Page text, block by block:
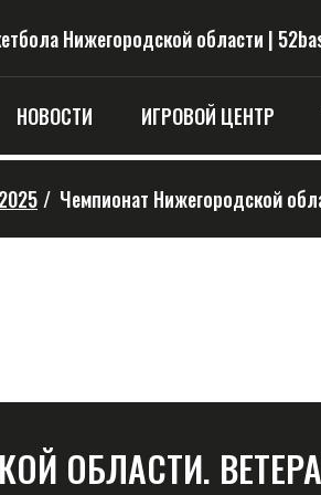
Нижегородской области |
НОВОСТИ ИГРОВОЙ ЦЕНТР
/ Чемпионат Нижегородской
ОБЛАСТИ.